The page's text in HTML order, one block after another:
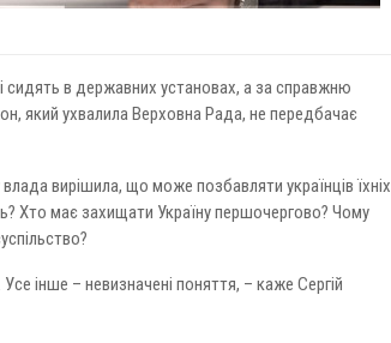
сидять в державних установах, а за справжню
який ухвалила Верховна Рада, не передбачає
вирішила, що може позбавляти українців їхніх
Хто має захищати Україну першочергово? Чому
інше – невизначені поняття, – каже Сергій